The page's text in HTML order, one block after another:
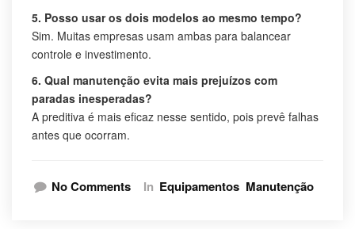
5. Posso usar os dois modelos ao mesmo tempo?
Sim. Muitas empresas usam ambas para balancear
controle e investimento.
6. Qual manutenção evita mais prejuízos com
paradas inesperadas?
A preditiva é mais eficaz nesse sentido, pois prevê falhas
antes que ocorram.
No Comments In Equipamentos Manutenção